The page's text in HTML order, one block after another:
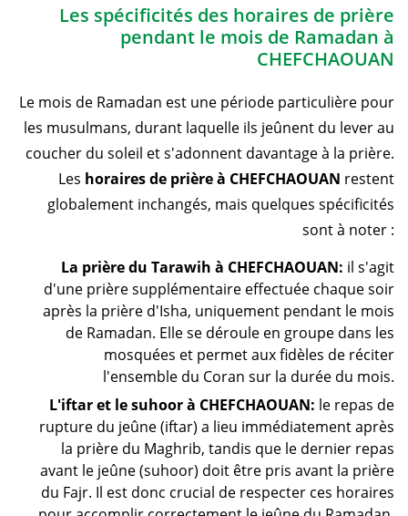
Les spécificités des horaires de prière
pendant le mois de Ramadan à
CHEFCHAOUAN
Le mois de Ramadan est une période particulière pour
les musulmans, durant laquelle ils jeûnent du lever au
coucher du soleil et s'adonnent davantage à la prière.
Les horaires de prière à CHEFCHAOUAN restent
globalement inchangés, mais quelques spécificités
sont à noter :
La prière du Tarawih à CHEFCHAOUAN: il s'agit
d'une prière supplémentaire effectuée chaque soir
après la prière d'Isha, uniquement pendant le mois
de Ramadan. Elle se déroule en groupe dans les
mosquées et permet aux fidèles de réciter
l'ensemble du Coran sur la durée du mois.
L'iftar et le suhoor à CHEFCHAOUAN: le repas de
rupture du jeûne (iftar) a lieu immédiatement après
la prière du Maghrib, tandis que le dernier repas
avant le jeûne (suhoor) doit être pris avant la prière
du Fajr. Il est donc crucial de respecter ces horaires